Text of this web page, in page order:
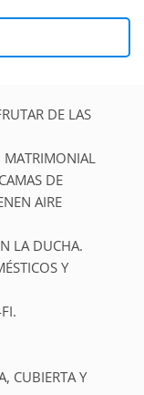
DE LAS
MATRIMONIAL
DE
AIRE
LA DUCHA.
Y
CUBIERTA Y